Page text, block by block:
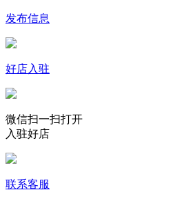
发布信息
好店入驻
微信扫一扫打开
入驻好店
联系客服